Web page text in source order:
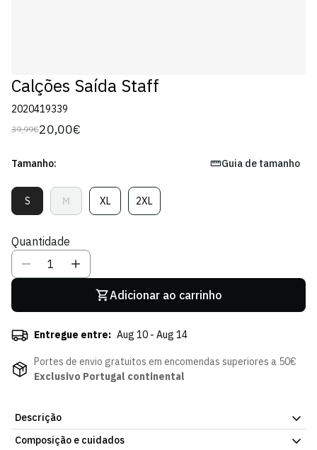
Calções Saída Staff
2020419339
Preço
39,99€
Preço
venda
20,00€
Tamanho: Guia de tamanho
SVariante
Esgotada
Indisponível
MVariante
Esgotada
Indisponível
XLVariante
Esgotada
2XLVariante
Esgotada
Quantidade
Adicionar ao carrinho
Entregue entre: Aug 10 - Aug 14
Portes de envio gratuitos em encomendas superiores a 50€
Exclusivo Portugal continental
Descrição
Calções Saída Staff, peça oficial da Loja Verde Online. Tecido
Composição e cuidados